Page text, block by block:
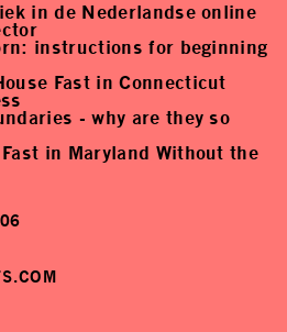
in de Nederlandse online
instructions for beginning
Fast in Connecticut
- why are they so
in Maryland Without the